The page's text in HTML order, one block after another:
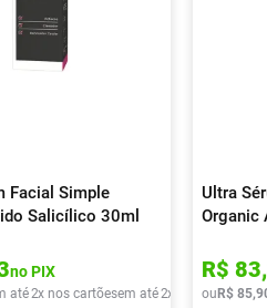
Facial Simple
Salicílico 30ml
no PIX
até2x nos cartõesem até2x de R$ 36,20
Ultra
Organic
R$ 83,
ou R$ 85,